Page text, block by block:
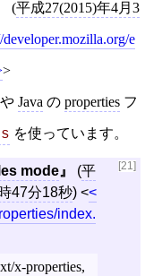
(平成27(2015)年4月3
developer.mozilla.org/e
>
や Java の properties フ
を使っています。
[21]
mode (平
47分18秒) <
index.
x-properties,